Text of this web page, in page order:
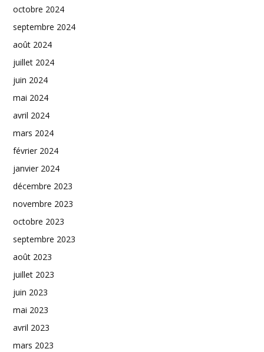
octobre 2024
septembre 2024
août 2024
juillet 2024
juin 2024
mai 2024
avril 2024
mars 2024
février 2024
janvier 2024
décembre 2023
novembre 2023
octobre 2023
septembre 2023
août 2023
juillet 2023
juin 2023
mai 2023
avril 2023
mars 2023